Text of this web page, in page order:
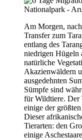
Am Morgen,
Transfer zum
entlang des
niedrigen Hügeln
natürliche
Akazienwäldern
ausgedehnten
Sümpfe sind
für Wildtiere. Der
einige der
Dieser
Tierarten: den
einige